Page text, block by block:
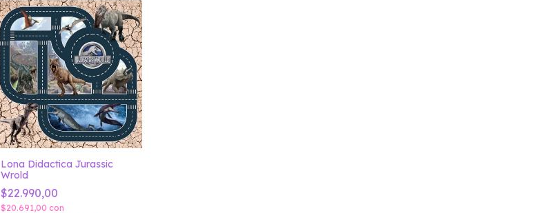
Lona Didactica Jurassic
Wrold
$22.990,00
$20.691,00 con